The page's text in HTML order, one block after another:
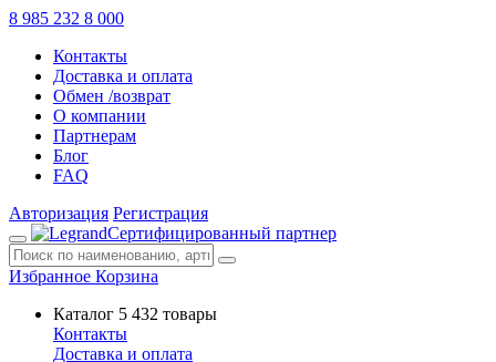
8 985 232 8 000
Контакты
Доставка и оплата
Обмен /возврат
О компании
Партнерам
Блог
FAQ
Авторизация Регистрация
Сертифицированный партнер
Избранное Корзина
Каталог 5 432 товары
Контакты
Доставка и оплата